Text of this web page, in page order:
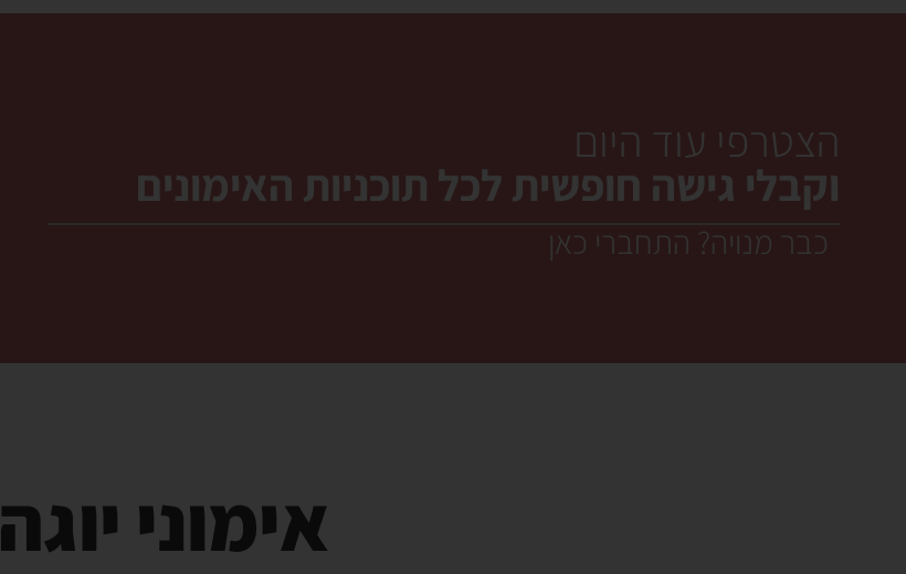
הצטרפי עוד היום
וקבלי גישה חופשית לכל תוכניות האימונים
כבר מנויה? התחברי כאן
אימוני יוגה